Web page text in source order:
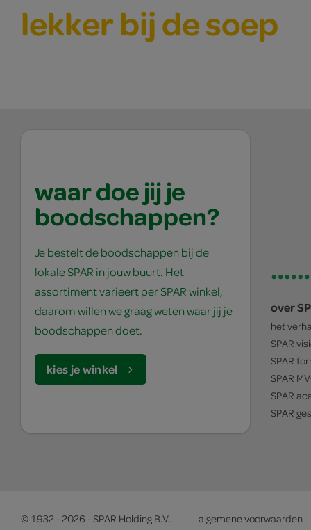
lekker bij de soep
waar doe jij je
boodschappen?
Je bestelt de boodschappen bij de
lokale SPAR in jouw buurt. Het
assortiment varieert per SPAR winkel,
daarom willen we graag weten waar jij je
boodschappen doet.
kies je winkel
over
het
SPAR
SPAR
SPAR
SPAR
SPAR
© 1932 - 2026 - SPAR Holding B.V. algemene voorwaarden